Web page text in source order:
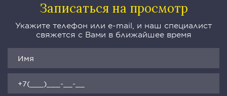
Записаться на просмотр
Укажите телефон или e-mail, и наш специалист
свяжется с Вами в ближайшее время